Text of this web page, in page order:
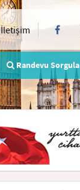
İletişim
Randevu Sorgula